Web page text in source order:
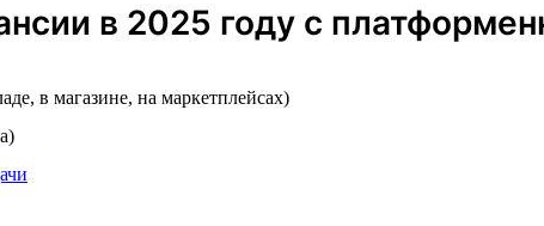
в 2025 году с
в магазине, на маркетплейсах)